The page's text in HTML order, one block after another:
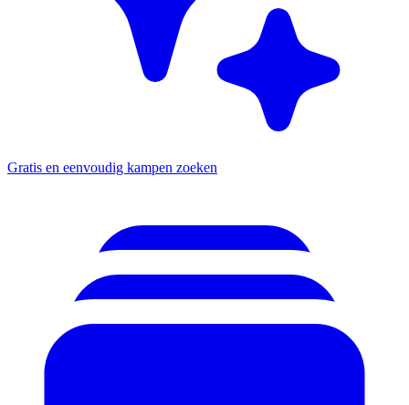
Gratis en eenvoudig kampen zoeken